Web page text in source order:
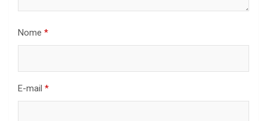
Nome *
E-mail *